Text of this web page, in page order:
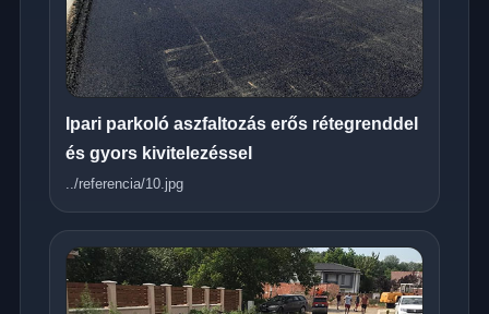
Ipari parkoló aszfaltozás erős rétegrenddel
és gyors kivitelezéssel
../referencia/10.jpg